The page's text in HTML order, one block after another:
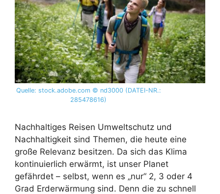
Quelle: stock.adobe.com © nd3000 (DATEI-NR.:
285478616)
Nachhaltiges Reisen Umweltschutz und
Nachhaltigkeit sind Themen, die heute eine
große Relevanz besitzen. Da sich das Klima
kontinuierlich erwärmt, ist unser Planet
gefährdet – selbst, wenn es „nur“ 2, 3 oder 4
Grad Erderwärmung sind. Denn die zu schnell